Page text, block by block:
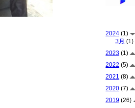
2024 (1)
3月 (1)
2023 (1)
2022 (5)
2021 (8)
2020 (7)
2019 (26)